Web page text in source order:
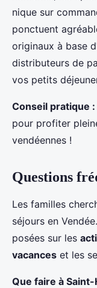
nique sur
ponctuent
originaux à base
distributeurs de
vos petits
Conseil pratique :
pour profiter
vendéennes !
Questions
Les familles
séjours en
posées sur les
vacances et les
Que faire à